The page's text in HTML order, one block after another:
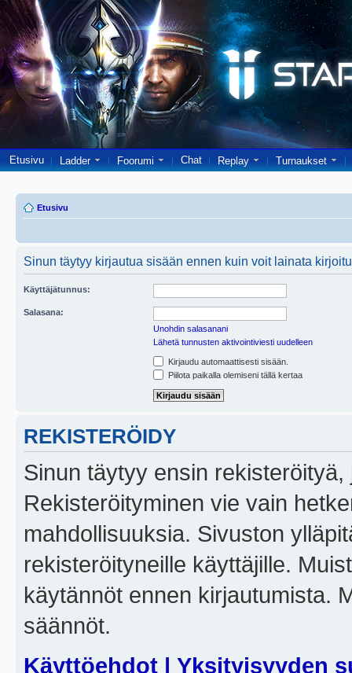
Etusivu Ladder Foorumi Chat Replay Turnaukset
Etusivu
Sinun täytyy kirjautua sisään ennen kuin voit lainata
Käyttäjätunnus:
Salasana:
Unohdin salasanani
Lähetä tunnusten aktivointiviesti uudelleen
Kirjaudu automaattisesti sisään.
Piilota paikalla olemiseni tällä kertaa
REKISTERÖIDY
Sinun täytyy ensin
Rekisteröityminen vie vain
mahdollisuuksia. Sivuston
rekisteröityneille käyttäjille.
käytännöt ennen kirjautumista.
säännöt.
Käyttöehdot | Yksityisyyden